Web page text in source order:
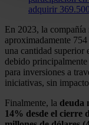
para buscar
Obtenga más
datos personales
sección de datos
consentimiento
Las cookies de
adquirir
En 2023, la
aproximadamente
una cantidad superior
debido
para inversiones a
iniciativas, sin
Finalmente, la deuda
14% desde el cierre